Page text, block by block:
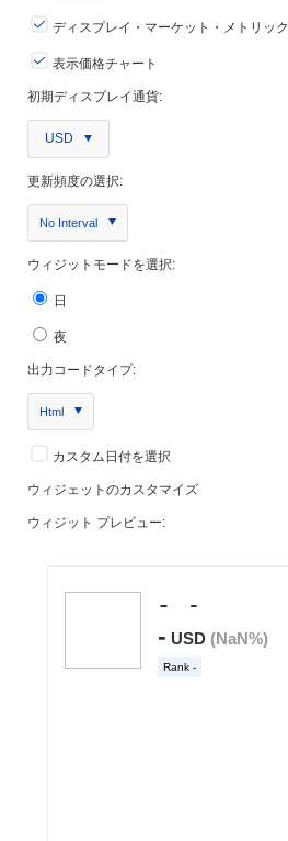
ディスプレイ・マーケット・メトリック
表示価格チャート
初期ディスプレイ通貨:
USD
更新頻度の選択:
No Interval
ウィジットモードを選択:
日
夜
出力コードタイプ:
Html
カスタム日付を選択
ウィジェットのカスタマイズ
ウィジット プレビュー: